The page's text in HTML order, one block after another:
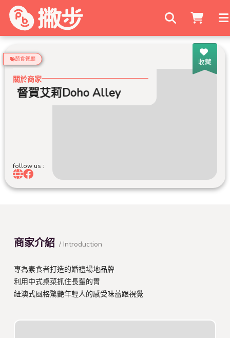
搜尋商家
收藏
蔬食餐廳
關於商家
督賀艾莉Doho Alley
follow us :
商家介紹 / Introduction
專為素食者打造的婚禮場地品牌
利用中式桌菜抓住長輩的胃
紐澳式風格驚艷年輕人的感受味蕾跟視覺